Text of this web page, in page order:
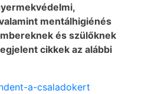
mentálhigiénés
és szülőknek
cikkek az alábbi
a-csaladokert